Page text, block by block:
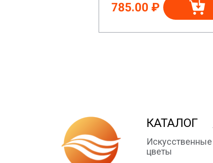
785.00 ₽
КАТАЛОГ
Искусственные
цветы